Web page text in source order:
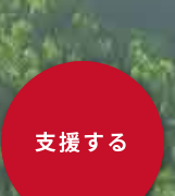
支援する